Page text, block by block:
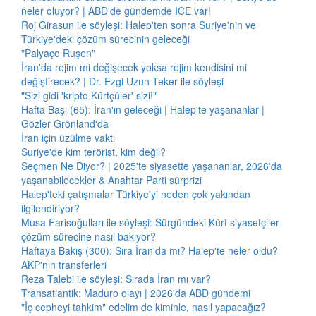
neler oluyor? | ABD'de gündemde ICE var!
Roj Girasun ile söyleşi: Halep'ten sonra Suriye'nin ve
Türkiye'deki çözüm sürecinin geleceği
"Palyaço Ruşen"
İran'da rejim mi değişecek yoksa rejim kendisini mi
değiştirecek? | Dr. Ezgi Uzun Teker ile söyleşi
"Sizi gidi 'kripto Kürtçüler' sizi!"
Hafta Başı (65): İran'ın geleceği | Halep'te yaşananlar |
Gözler Grönland'da
İran için üzülme vakti
Suriye'de kim terörist, kim değil?
Seçmen Ne Diyor? | 2025'te siyasette yaşananlar, 2026'da
yaşanabilecekler & Anahtar Parti sürprizi
Halep'teki çatışmalar Türkiye'yi neden çok yakından
ilgilendiriyor?
Musa Farisoğulları ile söyleşi: Sürgündeki Kürt siyasetçiler
çözüm sürecine nasıl bakıyor?
Haftaya Bakış (300): Sıra İran'da mı? Halep'te neler oldu?
AKP'nin transferleri
Reza Talebi ile söyleşi: Sırada İran mı var?
Transatlantik: Maduro olayı | 2026'da ABD gündemi
"İç cepheyi tahkim" edelim de kiminle, nasıl yapacağız?